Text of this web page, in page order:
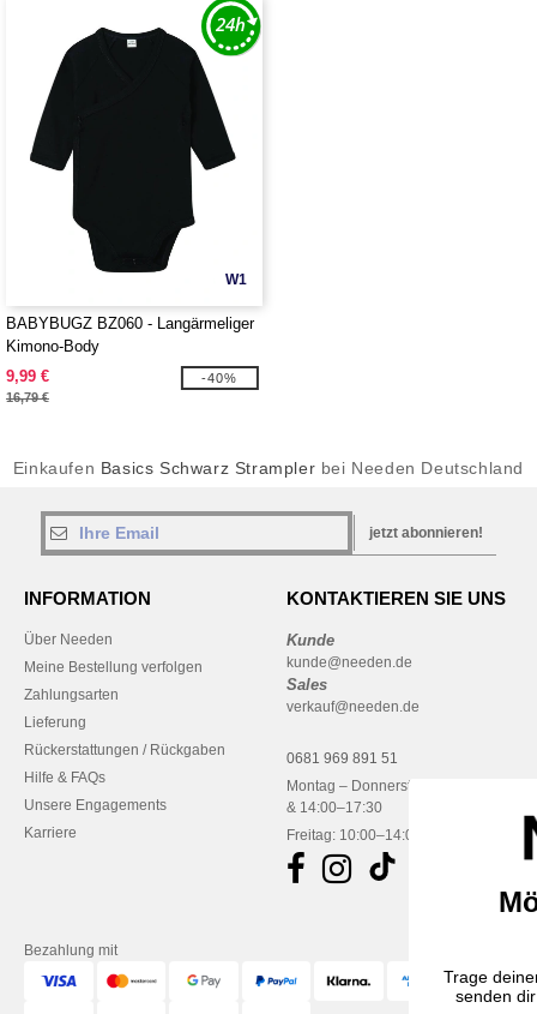
W1
BABYBUGZ BZ060 - Langärmeliger
Kimono-Body
9,99 €
16,79 €
-40%
Einkaufen Basics Schwarz Strampler bei Needen Deutschland
jetzt abonnieren!
INFORMATION
Über Needen
Meine Bestellung verfolgen
Zahlungsarten
Lieferung
Rückerstattungen / Rückgaben
Hilfe & FAQs
Unsere Engagements
Karriere
KONTAKTIEREN SIE UNS
Kunde
kunde@needen.de
Sales
verkauf@needen.de
0681 969 891 51
Montag – Donnerstag: 10:00–13:00
& 14:00–17:30
Freitag: 10:00–14:00
Bezahlung mit
Möchtest du
Trage deinen Namen und Email
senden dir einen Rabattcode für die